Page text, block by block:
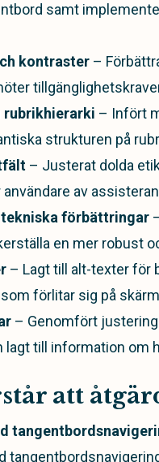
samt
kontraster –
rubrikhierarki – Infört
strukturen på
– Justerat dolda
av
förbättringar
en mer robust
– Lagt till alt-texter för
förlitar sig på
– Genomfört
till information om
att